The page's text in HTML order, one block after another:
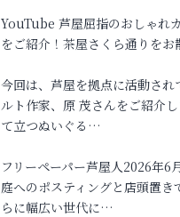
YouTube 芦屋屈指のおしゃれ
をご紹介！茶屋さくら通りをお
今回は、芦屋を拠点に活動され
ルト作家、原 茂さんをご紹介
て立つぬいぐる…
フリーペーパー芦屋人2026年6
庭へのポスティングと店頭置き
らに幅広い世代に…